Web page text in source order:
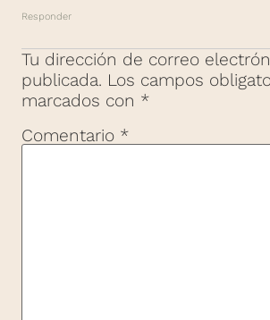
Responder
Tu dirección de correo
publicada. Los campos
marcados con *
Comentario *